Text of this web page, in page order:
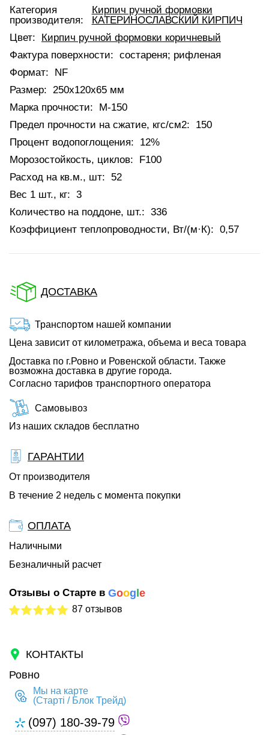
Категория
производителя:
Кирпич ручной формовки
КАТЕРИНОСЛАВСКИЙ КИРПИЧ
Цвет:
Кирпич ручной формовки коричневый
Фактура поверхности: состареня; рифленая
Формат:
NF
Размер: 250х120х65 мм
Марка прочности:
М-150
Предел прочности на сжатие, кгс/см2:
150
Процент водопоглощения:
12%
Морозостойкость, циклов:
F100
Расход на кв.м., шт:
52
Вес 1 шт., кг: 3
Количество на поддоне, шт.: 336
Коэффициент теплопроводности, Вт/(м·К): 0,57
ДОСТАВКА
Транспортом нашей компании
Цена зависит от километража, объема и веса товара
Доставка по г.Ровно и Ровенской области. Также
возможна доставка в другие города.
Согласно тарифов транспортного оператора
Самовывоз
Из наших складов бесплатно
ГАРАНТИИ
От производителя
В течение 2 недель с момента покупки
ОПЛАТА
Наличными
Безналичный расчет
Отзывы о Старте в Goog e
87 отзывов
КОНТАКТЫ
Ровно
Мы на карте
(Старті / Блок Трейд)
(097) 180-39-79